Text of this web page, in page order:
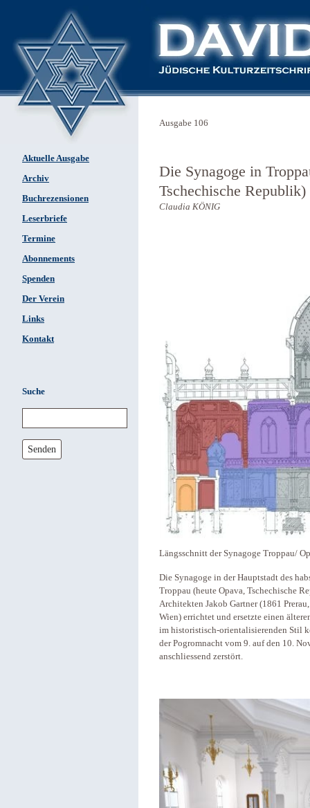
Aktuelle Ausgabe
Archiv
Buchrezensionen
Leserbriefe
Termine
Abonnements
Spenden
Der Verein
Links
Kontakt
Suche
Senden
Ausgabe 106
Die Synagoge in
Tschechische Republik)
Claudia KÖNIG
Längsschnitt der Synagoge Troppau/
Die Synagoge in der Hauptstadt des
Troppau (heute Opava, Tschechische
Architekten Jakob Gartner (1861
Wien) errichtet und ersetzte einen
im historistisch-orientalisierenden Stil
der Pogromnacht vom 9. auf den 10.
anschliessend zerstört.